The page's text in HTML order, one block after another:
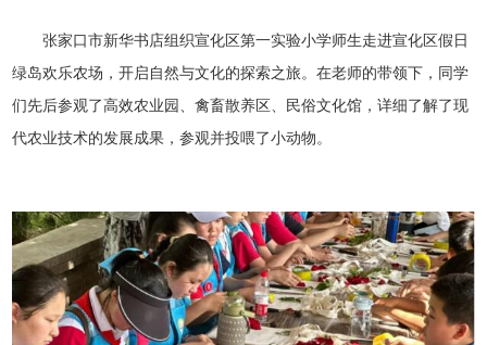
张家口市新华书店组织宣化区第一实验小学师生走进宣化区假日
绿岛欢乐农场，开启自然与文化的探索之旅。在老师的带领下，同学
们先后参观了高效农业园、禽畜散养区、民俗文化馆，详细了解了现
代农业技术的发展成果，参观并投喂了小动物。